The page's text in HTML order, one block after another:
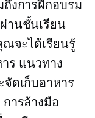
ถึงการฝึกอบรม
านชั้นเรียน
จะได้เรียนรู้
ร แนวทาง
ดเก็บอาหาร
ารล้างมือ